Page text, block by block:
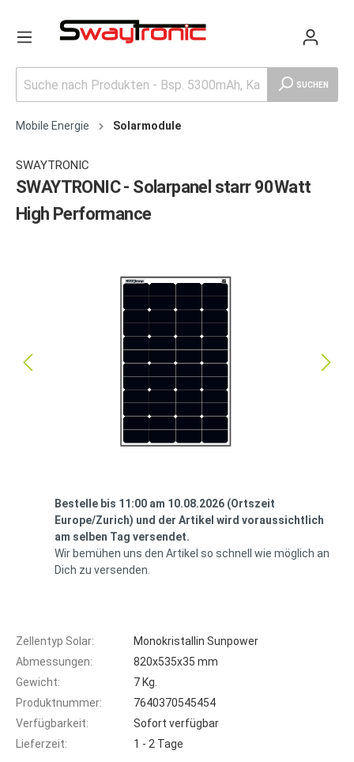
SUCHEN
Mobile Energie Solarmodule
SWAYTRONIC
SWAYTRONIC - Solarpanel starr 90Watt
High Performance
Bestelle bis 11:00 am 10.08.2026 (Ortszeit
Europe/Zurich) und der Artikel wird voraussichtlich
am selben Tag versendet.
Wir bemühen uns den Artikel so schnell wie möglich an
Dich zu versenden.
Zellentyp Solar:
Monokristallin Sunpower
Abmessungen:
820x535x35 mm
Gewicht:
7 Kg.
Produktnummer:
7640370545454
Verfügbarkeit:
Sofort verfügbar
Lieferzeit:
1 - 2 Tage